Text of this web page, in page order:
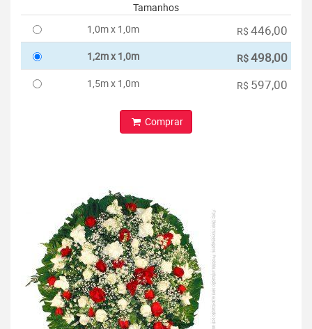
Tamanhos
1,0m x 1,0m
R$ 446,00
1,2m x 1,0m R$498,00
1,5m x 1,0m R$ 597,00
Comprar